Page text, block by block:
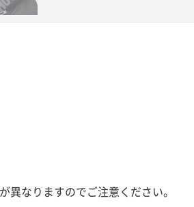
異なりますのでご注意ください。